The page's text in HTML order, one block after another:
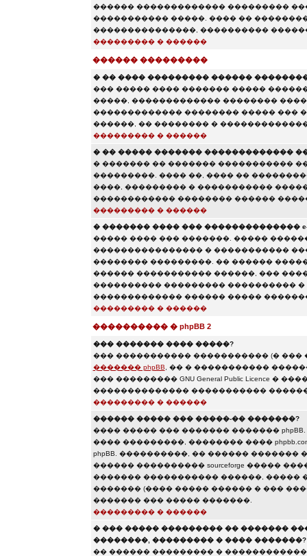
������ ������������� ���������
����������� �����. ���� ��
���������������, ����������
��������� � ������
������ ���������
� �� ���� ��������� ������
��� ����� ���� ������� �����
�����, ������������� ��������
������������� �������� ����� ���
������, �� �������� �
��������� � ������
� �� ����� ������� �������������
� ������� �� ������� �����������
���������. ���� ��, ���� ��
����, ��������� � �����������
������������ �������� ������
��������� � ������
� ������� ���� ��� ��������������
����� ���� ��� �������. �����
���������������� � �����������
�������� ���������. �� ������
������ ����������� ������, ���
���������� ��������� ����������
������������� ������ �����
��������� � ������
���������� � phpBB 2
��� ������� ���� �����?
��� ����������� ����������� (�
������� phpBB , �� � �����������
��� ��������� GNU General Public Licence
�������������� �����������
��������� � ������
������ ����� ��� �����-�� �������?
���� ����� ��� ������� �������
���� ���������, �������� ����
phpBB. ����������, �� ������ �������
������ ���������� sourceforge �����
������� ����������� ������, �����
������� (���� ����� ������ � ���
������� ��� ����� �������.
��������� � ������
� ��� ����� ��������� �� �������
��������, ��������� � ���� �������?
�� ������ ��������� �